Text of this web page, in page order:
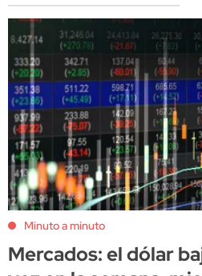
Minuto a minuto
Mercados: el dólar